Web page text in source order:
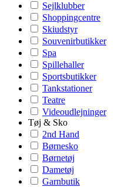
Sejlklubber
Shoppingcentre
Skiudstyr
Souvenirbutikker
Spa
Spillehaller
Sportsbutikker
Tankstationer
Teatre
Videoudlejninger
Tøj & Sko
2nd Hand
Børnesko
Børnetøj
Dametøj
Garnbutik